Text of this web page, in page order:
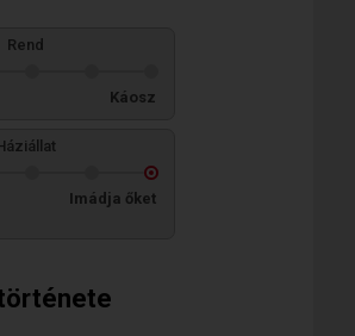
Rend
Káosz
Imádja őket